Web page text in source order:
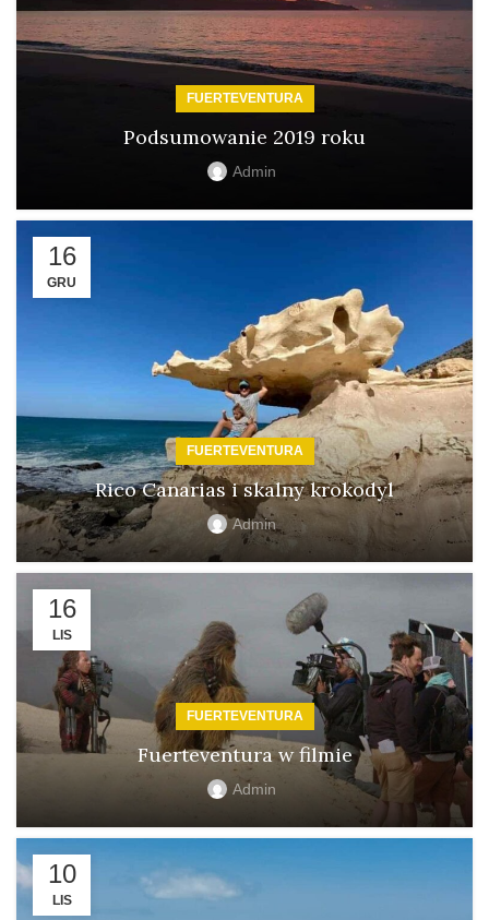
FUERTEVENTURA
Podsumowanie 2019 roku
Admin
16
GRU
FUERTEVENTURA
Rico Canarias i skalny krokodyl
Admin
16
LIS
FUERTEVENTURA
Fuerteventura w filmie
Admin
10
LIS